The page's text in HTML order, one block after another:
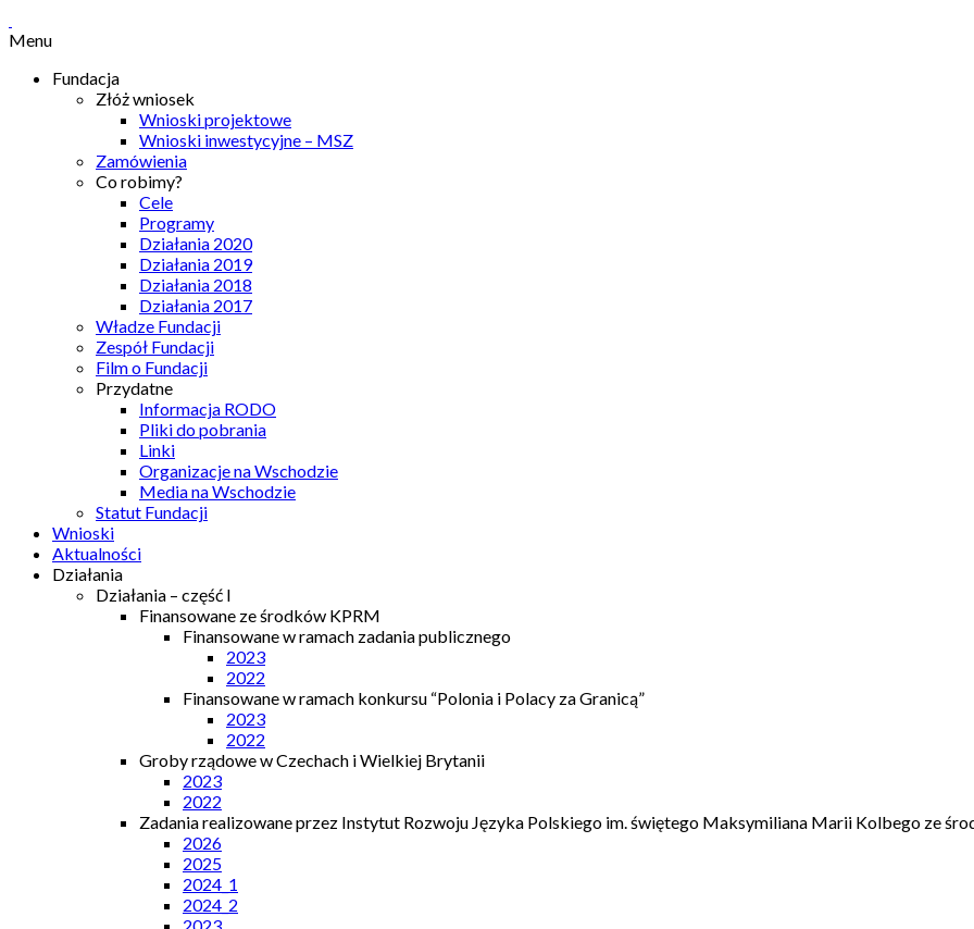
Menu
Fundacja
Złóż wniosek
Wnioski projektowe
Wnioski inwestycyjne – MSZ
Zamówienia
Co robimy?
Cele
Programy
Działania 2020
Działania 2019
Działania 2018
Działania 2017
Władze Fundacji
Zespół Fundacji
Film o Fundacji
Przydatne
Informacja RODO
Pliki do pobrania
Linki
Organizacje na Wschodzie
Media na Wschodzie
Statut Fundacji
Wnioski
Aktualności
Działania
Działania – część I
Finansowane ze środków KPRM
Finansowane w ramach zadania publicznego
2023
2022
Finansowane w ramach konkursu “Polonia i Polacy za Granicą”
2023
2022
Groby rządowe w Czechach i Wielkiej Brytanii
2023
2022
Zadania realizowane przez Instytut Rozwoju Języka Polskiego im. świętego Maksymiliana Marii Kolbego ze
2026
2025
2024_1
2024_2